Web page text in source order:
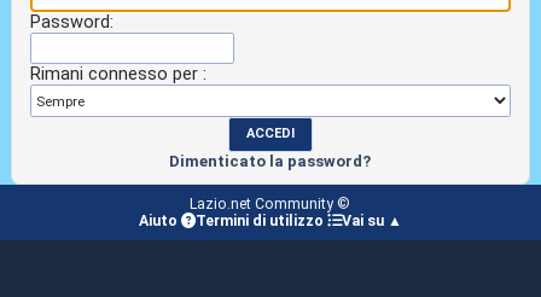
Password:
Rimani connesso per :
Dimenticato la password?
Lazio.net Community ©
Aiuto
Termini di utilizzo Vai su ▲